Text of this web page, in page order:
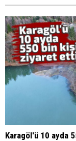
Karagöl'ü 10 ayda